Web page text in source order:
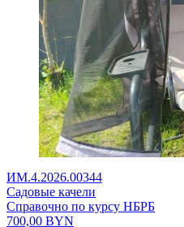
ИМ.4.2026.00344
Садовые качели
Справочно по курсу НБРБ
700,00 BYN